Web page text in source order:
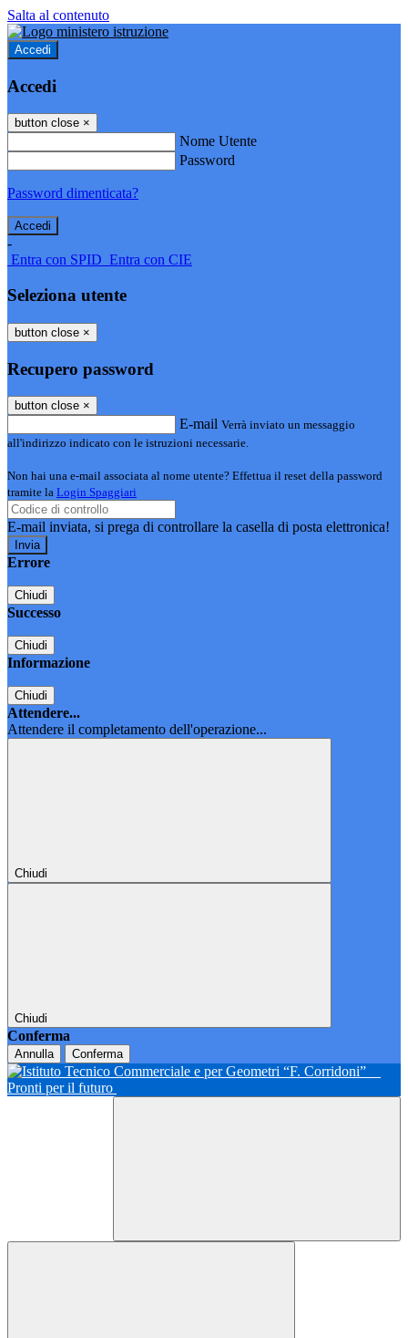
Salta al contenuto
Accedi
Accedi
button close ×
Nome Utente
Password
Password dimenticata?
-
Entra con SPID Entra con CIE
Seleziona utente
button close ×
Recupero password
button close ×
E-mail Verrà inviato un messaggio
all'indirizzo indicato con le istruzioni necessarie.
Non hai una e-mail associata al nome utente? Effettua il reset della password
tramite la Login Spaggiari
E-mail inviata, si prega di controllare la casella di posta elettronica!
Errore
Chiudi
Successo
Chiudi
Informazione
Chiudi
Attendere...
Attendere il completamento dell'operazione...
Chiudi
Chiudi
Conferma
Annulla Conferma
Pronti per il futuro